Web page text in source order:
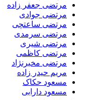
مرتضی جعفر زاده
مرتضی جوادی
مرتضی ساعتچی
مرتضی سرمدی
مرتضی شیری
مرتضی کاظمی
مرتضی مخبرنژاد
مریم حیدر زاده
مسعود حکاک
مسعود دارابی